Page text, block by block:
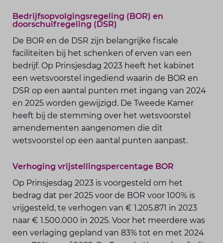
Bedrijfsopvolgingsregeling (BOR) en
doorschuifregeling (DSR)
De BOR en de DSR zijn belangrijke fiscale
faciliteiten bij het schenken of erven van een
bedrijf. Op Prinsjesdag 2023 heeft het kabinet
een wetsvoorstel ingediend waarin de BOR en
DSR op een aantal punten met ingang van 2024
en 2025 worden gewijzigd. De Tweede Kamer
heeft bij de stemming over het wetsvoorstel
amendementen aangenomen die dit
wetsvoorstel op een aantal punten aanpast.
Verhoging vrijstellingspercentage BOR
Op Prinsjesdag 2023 is voorgesteld om het
bedrag dat per 2025 voor de BOR voor 100% is
vrijgesteld, te verhogen van € 1.205.871 in 2023
naar € 1.500.000 in 2025. Voor het meerdere was
een verlaging gepland van 83% tot en met 2024